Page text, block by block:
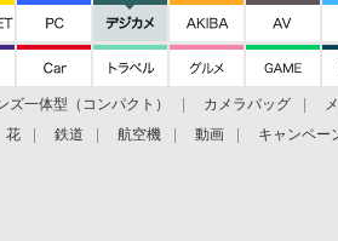
ズ一体型（コンパクト） カメラバッグ
花 鉄道 航空機 動画 キャンペー